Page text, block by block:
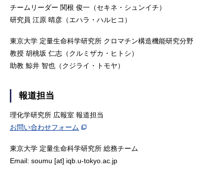
チームリーダー 関根 俊一（セキネ・シュンイチ）
研究員 江原 晴彦（エハラ・ハルヒコ）
東京大学 定量生命科学研究所 クロマチン構造機能研究分野
教授 胡桃坂 仁志（クルミザカ・ヒトシ）
助教 鯨井 智也（クジライ・トモヤ）
報道担当
理化学研究所 広報室 報道担当
お問い合わせフォーム
東京大学 定量生命科学研究所 総務チーム
Email: soumu [at] iqb.u-tokyo.ac.jp